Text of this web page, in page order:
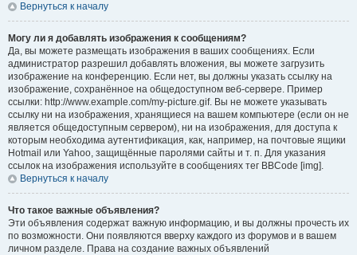
Вернуться к началу
Могу ли я добавлять изображения к сообщениям?
Да, вы можете размещать изображения в ваших сообщениях. Если
администратор разрешил добавлять вложения, вы можете загрузить
изображение на конференцию. Если нет, вы должны указать ссылку на
изображение, сохранённое на общедоступном веб-сервере. Пример
ссылки: http://www.example.com/my-picture.gif. Вы не можете указывать
ссылку ни на изображения, хранящиеся на вашем компьютере (если он не
является общедоступным сервером), ни на изображения, для доступа к
которым необходима аутентификация, как, например, на почтовые ящики
Hotmail или Yahoo, защищённые паролями сайты и т. п. Для указания
ссылок на изображения используйте в сообщениях тег BBCode [img].
Вернуться к началу
Что такое важные объявления?
Эти объявления содержат важную информацию, и вы должны прочесть их
по возможности. Они появляются вверху каждого из форумов и в вашем
личном разделе. Права на создание важных объявлений